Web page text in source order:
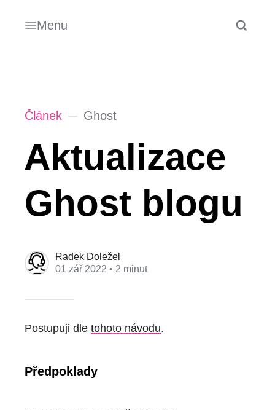
Menu
Článek Ghost
Aktualizace
Ghost blogu
Radek Doležel
01 zář 2022 • 2 minut
Postupuji dle tohoto návodu.
Předpoklady